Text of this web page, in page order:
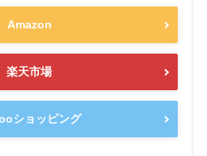
Amazon
楽天市場
ショッピング